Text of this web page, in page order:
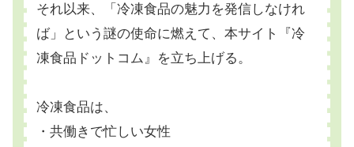
それ以来、「冷凍食品の魅力を発信しなけれ
ば」という謎の使命に燃えて、本サイト『冷
凍食品ドットコム』を立ち上げる。
冷凍食品は、
・共働きで忙しい女性